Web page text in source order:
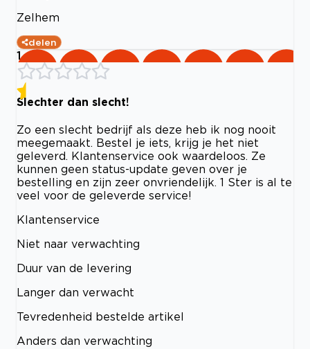
Zelhem
delen
1
Slechter dan slecht!
Zo een slecht bedrijf als deze heb ik nog nooit
meegemaakt. Bestel je iets, krijg je het niet
geleverd. Klantenservice ook waardeloos. Ze
kunnen geen status-update geven over je
bestelling en zijn zeer onvriendelijk. 1 Ster is al te
veel voor de geleverde service!
Klantenservice
Niet naar verwachting
Duur van de levering
Langer dan verwacht
Tevredenheid bestelde artikel
Anders dan verwachting